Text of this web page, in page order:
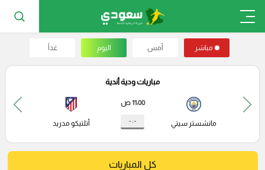
مباشر أمس اليوم غداً
مباريات ودية أندية
مانشستر سيتي
11:00 ص
- : - أتلتيكو مدريد
كل المباريات